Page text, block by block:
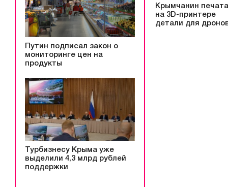
Путин подписал закон о
мониторинге цен на
продукты
Турбизнесу Крыма уже
выделили 4,3 млрд рублей
поддержки
Крымчанин
на 3D-принтере
детали для